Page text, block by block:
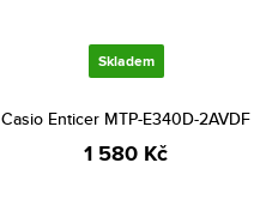
Skladem
Casio Enticer MTP-E340D-2AVDF
1 580 Kč